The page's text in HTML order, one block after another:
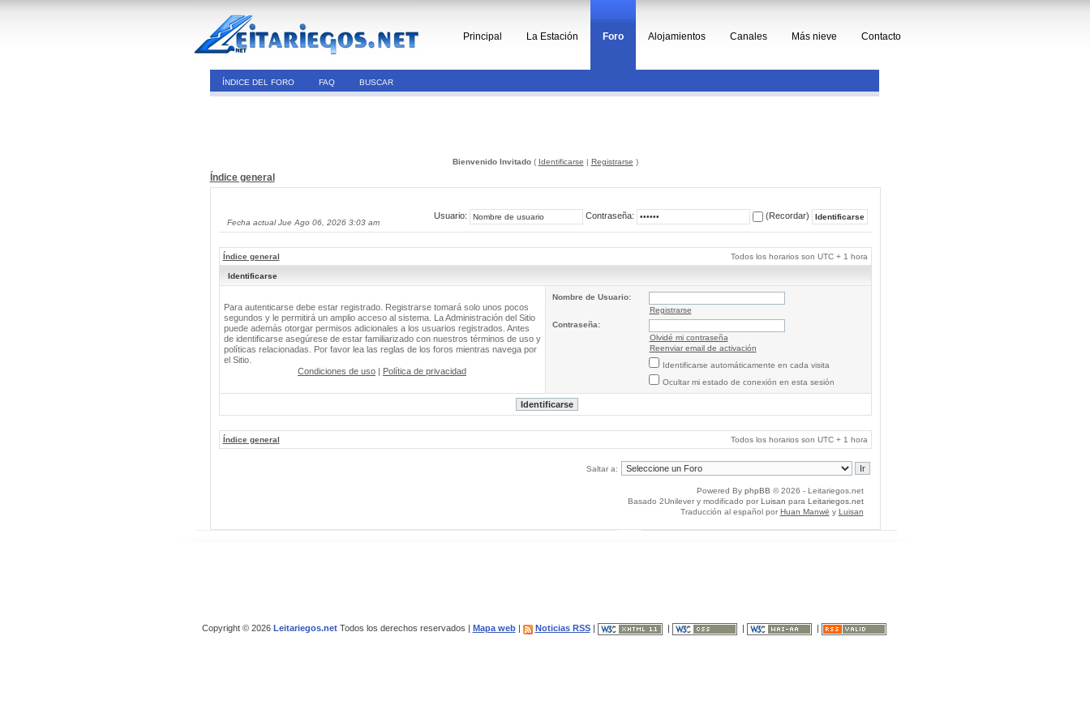
Principal La Estación Foro Alojamientos Canales Más nieve Contacto
ÍNDICE DEL FORO FAQ BUSCAR
Bienvenido Invitado( Identificarse | Registrarse )
Índice general
Fecha actual Jue Ago 06, 2026 3:03 am
Usuario: Contraseña: (Recordar)
Índice general Todos los horarios son UTC + 1 hora
Identificarse
Para autenticarse debe estar registrado. Registrarse tomará solo unos pocos
segundos y le permitirá un amplio acceso al sistema. La Administración del Sitio
puede además otorgar permisos adicionales a los usuarios registrados. Antes
de identificarse asegúrese de estar familiarizado con nuestros términos de uso y
políticas relacionadas. Por favor lea las reglas de los foros mientras navega por
el Sitio.
Condiciones de uso | Política de privacidad
Nombre de Usuario:
Registrarse
Contraseña:
Olvidé mi contraseña
Reenviar email de activación
Identificarse automáticamente en cada visita
Ocultar mi estado de conexión en esta sesión
Índice general Todos los horarios son UTC + 1 hora
Saltar a:
Powered By phpBB © 2026 - Leitariegos.net
Basado 2Unilever y modificado por Luisan para Leitariegos.net
Traducción al español por Huan Manwë y Luisan
Copyright © 2026 Leitariegos.netTodos los derechos reservados | Mapa web| Noticias RSS|